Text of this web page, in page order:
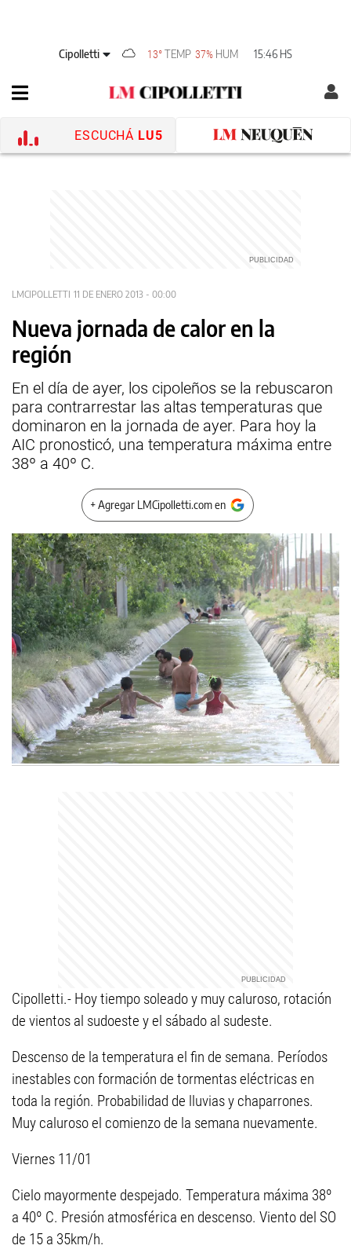
Cipolletti 13° TEMP 37% HUM 15:46 HS
ESCUCHÁ LU5
LMCIPOLLETTI 11 DE ENERO 2013 - 00:00
Nueva jornada de calor en la
región
En el día de ayer, los cipoleños se la rebuscaron
para contrarrestar las altas temperaturas que
dominaron en la jornada de ayer. Para hoy la
AIC pronosticó, una temperatura máxima entre
38º a 40º C.
+ Agregar LMCipolletti.com en
Cipolletti.- Hoy tiempo soleado y muy caluroso, rotación
de vientos al sudoeste y el sábado al sudeste.
Descenso de la temperatura el fin de semana. Períodos
inestables con formación de tormentas eléctricas en
toda la región. Probabilidad de lluvias y chaparrones.
Muy caluroso el comienzo de la semana nuevamente.
Viernes 11/01
Cielo mayormente despejado. Temperatura máxima 38º
a 40º C. Presión atmosférica en descenso. Viento del SO
de 15 a 35km/h.